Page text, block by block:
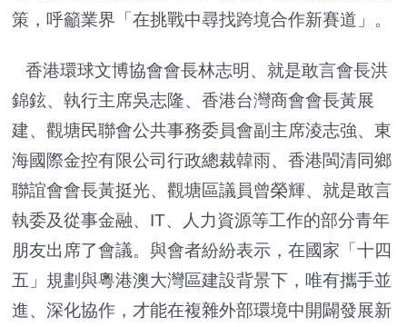
策，呼籲業界「在挑戰中尋找跨境合作新賽道」。
香港環球文博協會會長林志明、就是敢言會長洪
錦鉉、執行主席吳志隆、香港台灣商會會長黃展
建、觀塘民聯會公共事務委員會副主席淩志強、東
海國際金控有限公司行政總裁韓雨、香港閩清同鄉
聯誼會會長黃挺光、觀塘區議員曾榮輝、就是敢言
執委及從事金融、IT、人力資源等工作的部分青年
朋友出席了會議。與會者紛紛表示，在國家「十四
五」規劃與粵港澳大灣區建設背景下，唯有攜手並
進、深化協作，才能在複雜外部環境中開闢發展新